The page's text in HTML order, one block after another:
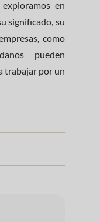
en
significado, su
como
pueden
trabajar por un